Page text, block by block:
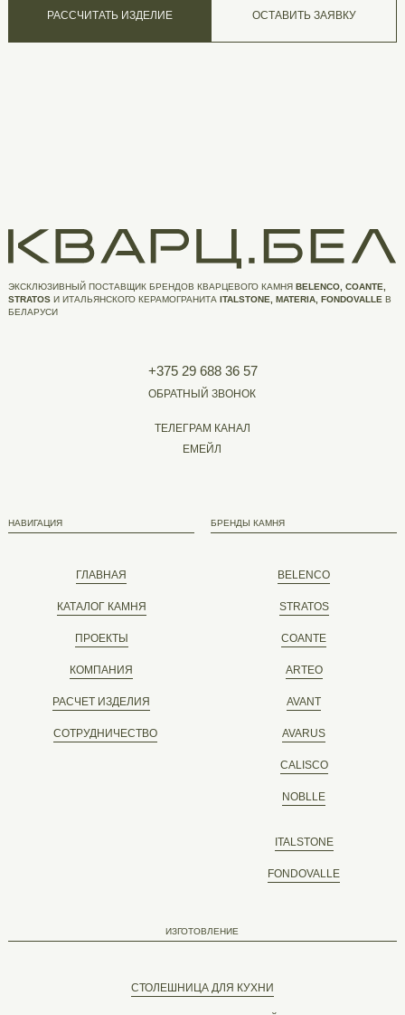
ОСТАВИТЬ ЗАЯВКУ
РАССЧИТАТЬ ИЗДЕЛИЕ
ГЛАВНАЯ
+375 29 688 36 57
ОБРАТНЫЙ ЗВОНОК
ТЕЛЕГРАМ КАНАЛ
ЕМЕЙЛ
НАВИГАЦИЯ
КАТАЛОГ КАМНЯ
ПРОЕКТЫ
РАСЧЕТ ИЗДЕЛИЯ
СОТРУДНИЧЕСТВО
КОМПАНИЯ
СТОЛЕШНИЦА ДЛЯ КУХНИ
ИЗГОТОВЛЕНИЕ
BELENCO
БРЕНДЫ КАМНЯ
STRATOS
COANTE
ITALSTONE
FONDOVALLE
ЭКСКЛЮЗИВНЫЙ ПОСТАВЩИК БРЕНДОВ КВАРЦЕВОГО КАМНЯ BELENCO, COANTE,
STRATOS И ИТАЛЬЯНСКОГО КЕРАМОГРАНИТА ITALSTONE, MATERIA, FONDOVALLE В
БЕЛАРУСИ
ARTEO
AVANT
AVARUS
CALISCO
NOBLLE